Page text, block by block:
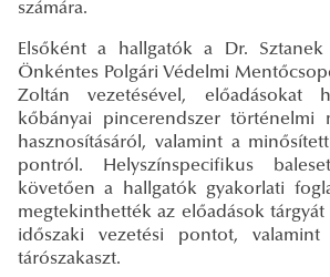
számára.
Elsőként a hallgatók a Dr. Sztanek
Önkéntes Polgári Védelmi
Zoltán vezetésével, előadásokat
kőbányai pincerendszer történelmi
hasznosításáról, valamint a
pontról. Helyszínspecifikus
követően a hallgatók gyakorlati
megtekinthették az előadások
időszaki vezetési pontot,
tárószakaszt.